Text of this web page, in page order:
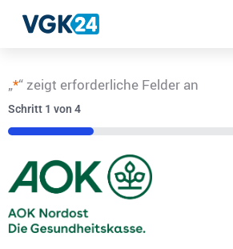
„*“ zeigt erforderliche Felder an
Schritt 1 von 4
25%